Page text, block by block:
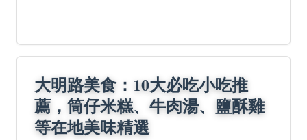
大明路美食：10大必吃小吃推
薦，筒仔米糕、牛肉湯、鹽酥雞
等在地美味精選